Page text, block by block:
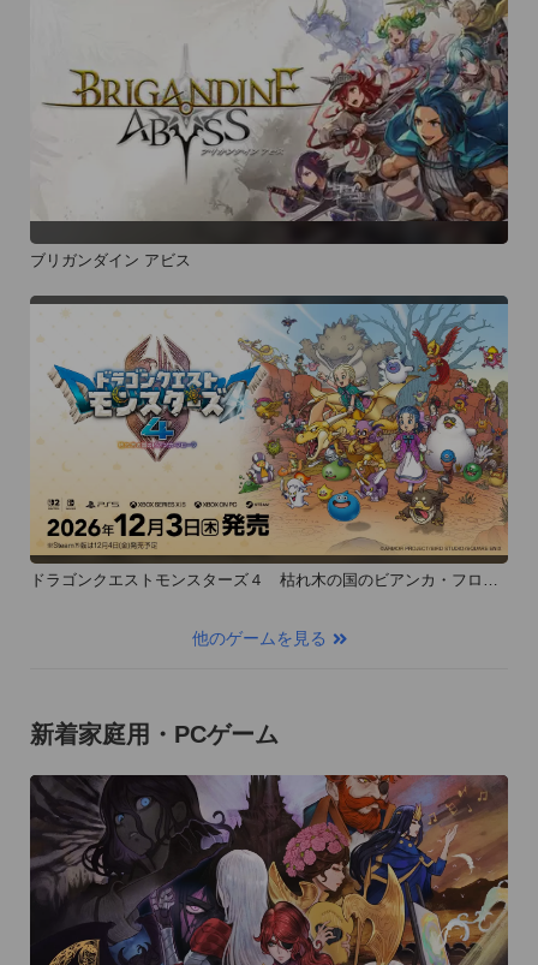
ブリガンダイン アビス
ドラゴンクエストモンスターズ４ 枯れ木の国のビアンカ・フロー
他のゲームを見る
新着家庭用・PCゲーム